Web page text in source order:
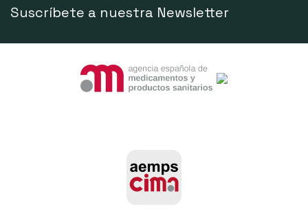
Suscríbete a nuestra Newsletter